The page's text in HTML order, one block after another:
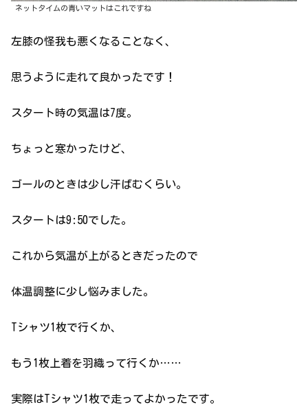
ネットタイムの青いマットはこれですね
左膝の怪我も悪くなることなく、
思うように走れて良かったです！
スタート時の気温は7度。
ちょっと寒かったけど、
ゴールのときは少し汗ばむくらい。
スタートは9:50でした。
これから気温が上がるときだったので
体温調整に少し悩みました。
Tシャツ1枚で行くか、
もう1枚上着を羽織って行くか……
実際はTシャツ1枚で走ってよかったです。